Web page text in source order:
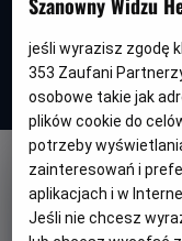
Szanowny Widzu
jeśli wyrazisz zgodę
353 Zaufani
osobowe takie jak
plików cookie do
potrzeby
zainteresowań i
aplikacjach i w
Jeśli nie chcesz